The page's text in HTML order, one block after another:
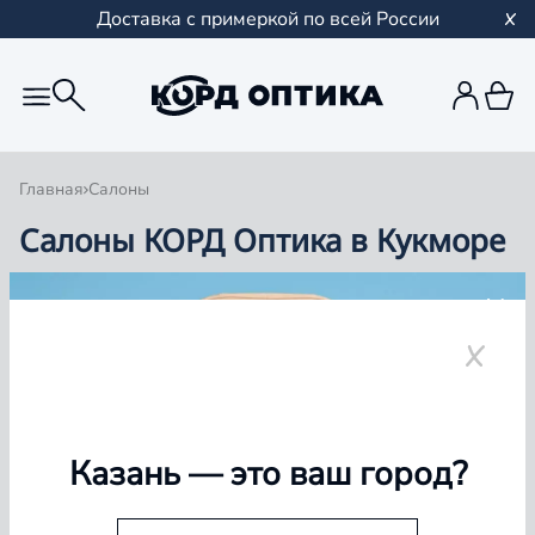
Доставка с примеркой по всей России
Главная Салоны
Салоны КОРД Оптика в Кукморе
Группа компаний «Корд Оптика» - это более 100
Казань— это ваш город?